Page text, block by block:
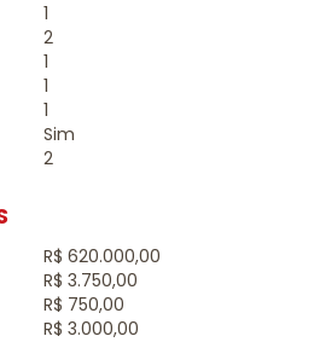
1
2
1
1
1
Sim
2
R$ 620.000,00
R$ 3.750,00
R$ 750,00
R$ 3.000,00